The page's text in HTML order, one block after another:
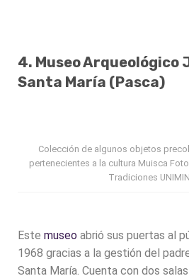
4. Museo Arqueológico
Santa María (Pasca)
Colección de algunos objetos
pertenecientes a la cultura Muisca
Tradiciones
Este museo abrió sus puertas al
1968 gracias a la gestión del
Santa María. Cuenta con dos